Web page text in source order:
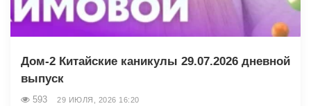
Дом-2 Китайские каникулы 29.07.2026 дневной
выпуск
593 29 ИЮЛЯ, 2026 16:20